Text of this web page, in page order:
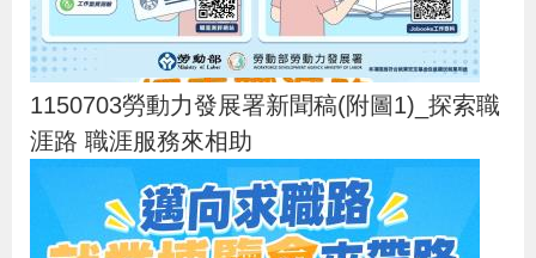
1150703勞動力發展署新聞稿(附圖1)_探索職
涯路 職涯服務來相助